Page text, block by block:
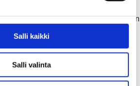
Salli kaikki
Salli valinta
sähköntuotantoa. Mutta
– ja miksi sähköntuotantoa on
rakentuu